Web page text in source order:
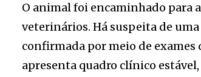
O animal foi encaminhado para
veterinários. Há suspeita de
confirmada por meio de exames
apresenta quadro clínico